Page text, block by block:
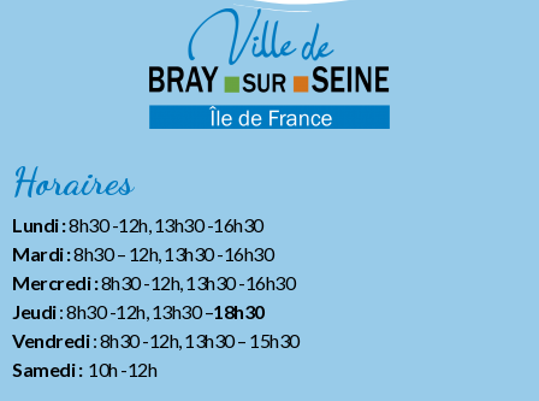
Horaires
Lundi :8h30 -12h, 13h30 -16h30
Mardi :8h30 – 12h, 13h30 -16h30
Mercredi :8h30 -12h, 13h30 -16h30
Jeudi: 8h30 -12h, 13h30 –18h30
Vendredi: 8h30 -12h, 13h30– 15h30
Samedi :10h -12h